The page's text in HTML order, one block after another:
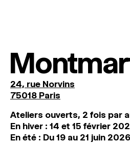
24, rue Norvins
75018 Paris
Ateliers ouverts, 2 fois par
En hiver : 14 et 15 février
En été : Du 19 au 21 juin 2026